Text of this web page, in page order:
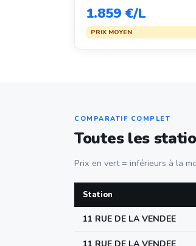
1.859 €/L
PRIX MOYEN
COMPARATIF COMPLET
Toutes les
Prix en vert = inférieurs à la
Station
11 RUE DE LA VENDEE